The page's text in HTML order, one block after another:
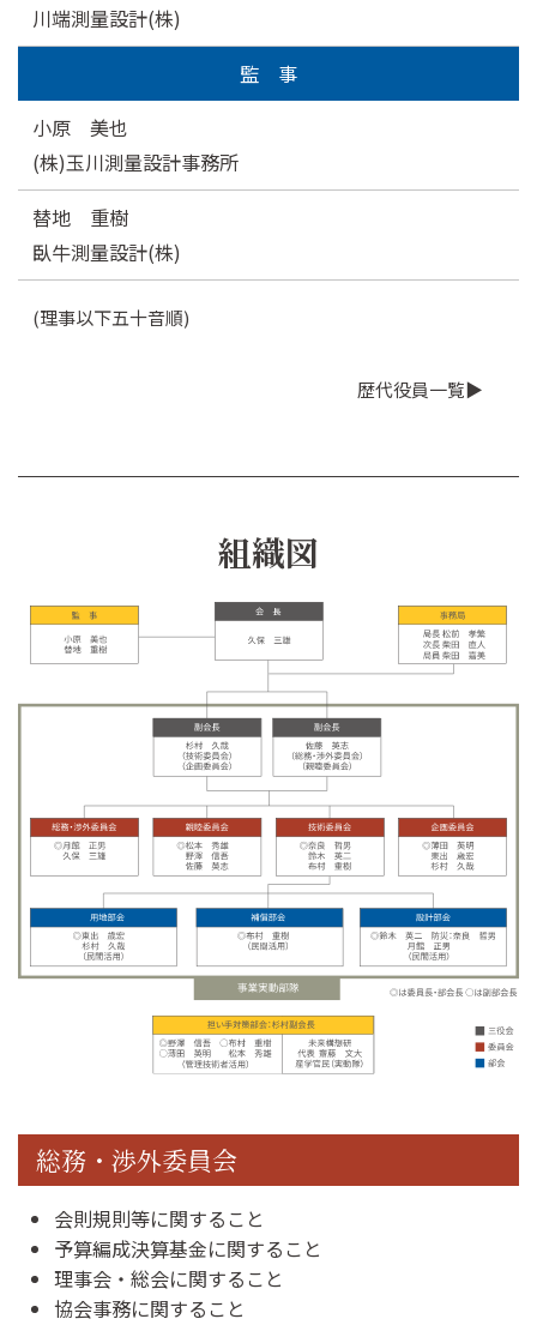
川端測量設計(株)
監 事
小原 美也
(株)玉川測量設計事務所
替地 重樹
臥牛測量設計(株)
(理事以下五十音順)
歴代役員一覧▶
組織図
総務・渉外委員会
会則規則等に関すること
予算編成決算基金に関すること
理事会・総会に関すること
協会事務に関すること